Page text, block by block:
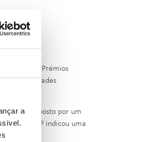
a
concurso “Prémios
das entidades
é composto por um
da RELOP indicou uma